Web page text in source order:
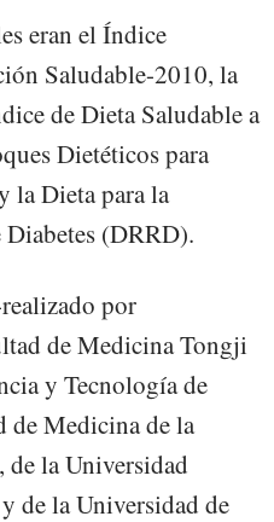
eran el Índice
Saludable-2010, la
de Dieta Saludable a
Dietéticos para
la Dieta para la
(DRRD).
por
de Medicina Tongji
y Tecnología de
de Medicina de la
la Universidad
de la Universidad de